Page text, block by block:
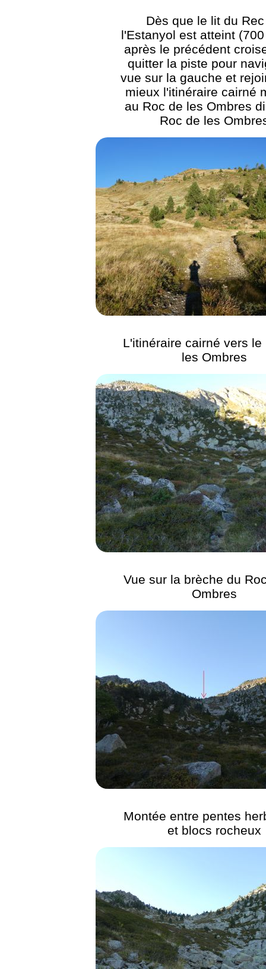
Dès que le lit du
l'Estanyol est atteint
après le précédent
quitter la piste pour
vue sur la gauche et
mieux l'itinéraire cairné
au Roc de les Ombres
Roc de les
L'itinéraire cairné vers le
les Ombres
Vue sur la brèche du
Ombres
Montée entre pentes
et blocs rocheux